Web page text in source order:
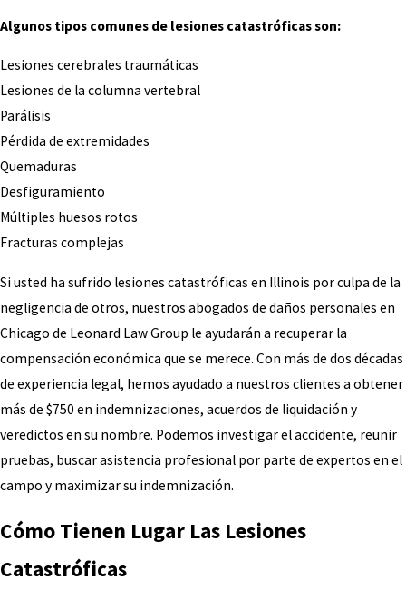
Algunos tipos comunes de lesiones catastróficas son:
Lesiones cerebrales traumáticas
Lesiones de la columna vertebral
Parálisis
Pérdida de extremidades
Quemaduras
Desfiguramiento
Múltiples huesos rotos
Fracturas complejas
Si usted ha sufrido lesiones catastróficas en Illinois por culpa de la
negligencia de otros, nuestros abogados de daños personales en
Chicago de Leonard Law Group le ayudarán a recuperar la
compensación económica que se merece. Con más de dos décadas
de experiencia legal, hemos ayudado a nuestros clientes a obtener
más de $750 en indemnizaciones, acuerdos de liquidación y
veredictos en su nombre. Podemos investigar el accidente, reunir
pruebas, buscar asistencia profesional por parte de expertos en el
campo y maximizar su indemnización.
Cómo Tienen Lugar Las Lesiones
Catastróficas